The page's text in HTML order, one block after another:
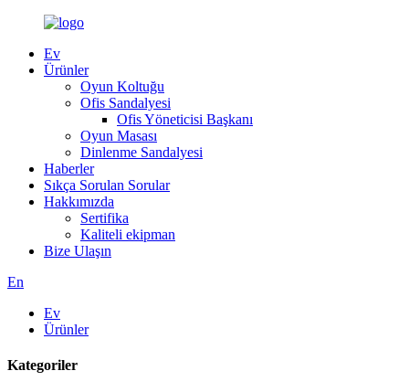
Ev
Ürünler
Oyun Koltuğu
Ofis Sandalyesi
Ofis Yöneticisi Başkanı
Oyun Masası
Dinlenme Sandalyesi
Haberler
Sıkça Sorulan Sorular
Hakkımızda
Sertifika
Kaliteli ekipman
Bize Ulaşın
En
Ev
Ürünler
Kategoriler